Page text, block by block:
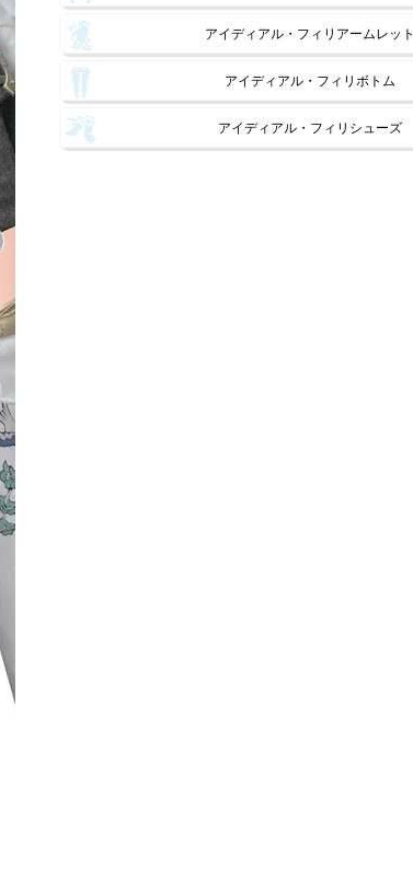
アイディアル・フィリアームレット
アイディアル・フィリボトム
アイディアル・フィリシューズ